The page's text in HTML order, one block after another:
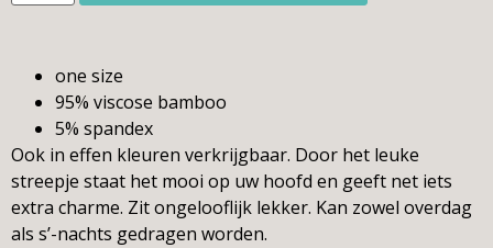
one size
95% viscose bamboo
5% spandex
Ook in effen kleuren verkrijgbaar. Door het leuke
streepje staat het mooi op uw hoofd en geeft net iets
extra charme. Zit ongelooflijk lekker. Kan zowel overdag
als s’-nachts gedragen worden.